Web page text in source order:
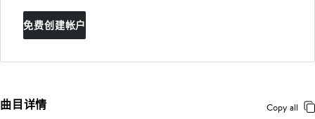
免费创建帐户
曲目详情 Copy all